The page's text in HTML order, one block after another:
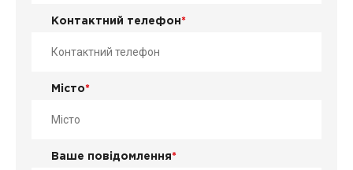
Контактний телефон*
Місто*
Ваше повідомлення*